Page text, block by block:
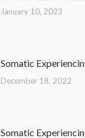
January 10, 2023
Somatic
December 18, 2022
Somatic